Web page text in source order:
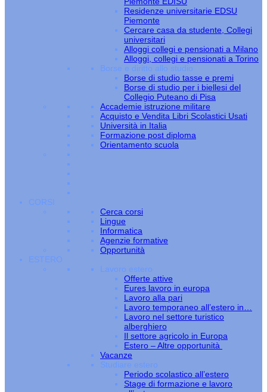
Residenze universitarie EDSU
Piemonte
Cercare casa da studente, Collegi
universitari
Alloggi collegi e pensionati a Milano
Alloggi, collegi e pensionati a Torino
Borse e diritto allo studio
Borse di studio tasse e premi
Borse di studio per i biellesi del
Collegio Puteano di Pisa
Accademie istruzione militare
Acquisto e Vendita Libri Scolastici Usati
Università in Italia
Formazione post diploma
Orientamento scuola
CORSI
Cerca corsi
Lingue
Informatica
Agenzie formative
Opportunità
ESTERO
Lavoro estero
Offerte attive
Eures lavoro in europa
Lavoro alla pari
Lavoro temporaneo all’estero in…
Lavoro nel settore turistico
alberghiero
Il settore agricolo in Europa
Estero – Altre opportunità
Vacanze
Studiare estero
Periodo scolastico all’estero
Stage di formazione e lavoro